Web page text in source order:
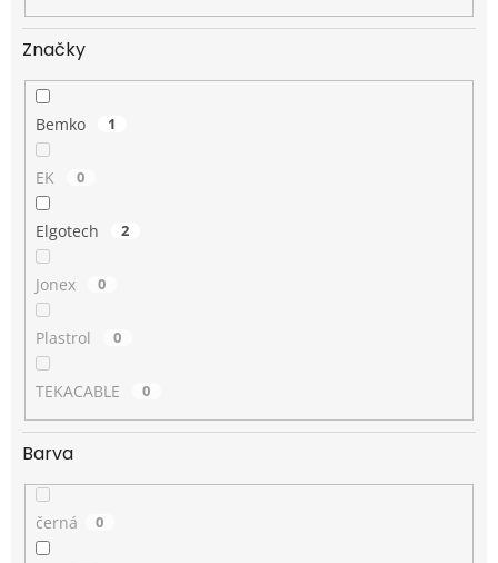
Značky
Bemko 1
EK 0
Elgotech 2
Jonex 0
Plastrol 0
TEKACABLE 0
Barva
černá 0